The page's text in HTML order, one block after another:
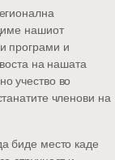
нашиот
програми и
на нашата
учество во
членови на
биде место каде